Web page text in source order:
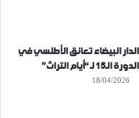
الدار البيضاء تعانق الأطلسي في
الدورة الـ15 لـ “أيام التراث”
18/04/2026